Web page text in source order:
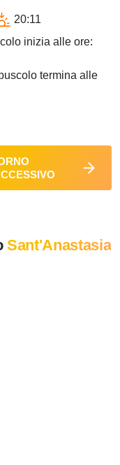
20:11
inizia alle ore:
termina alle
Sant'Anastasia